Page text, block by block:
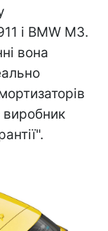
і BMW M3.
вона
виробник